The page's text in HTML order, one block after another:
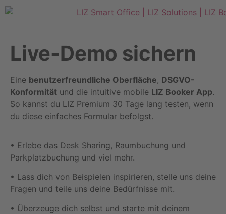
Live-Demo sichern
Eine benutzerfreundliche Oberfläche, DSGVO-
Konformität und die intuitive mobile LIZ Booker App.
So kannst du LIZ Premium 30 Tage lang testen, wenn
du diese einfaches Formular befolgst.
• Erlebe das Desk Sharing, Raumbuchung und
Parkplatzbuchung und viel mehr.
• Lass dich von Beispielen inspirieren, stelle uns deine
Fragen und teile uns deine Bedürfnisse mit.
• Überzeuge dich selbst und starte mit deinem